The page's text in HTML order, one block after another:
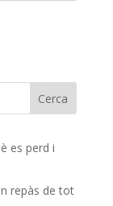
es perd i
repàs de tot